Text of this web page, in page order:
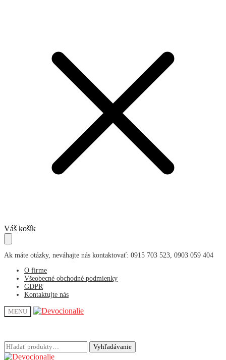
Skip
to
navigation
Skip
to
content
Váš košík
Ak máte otázky, neváhajte nás kontaktovať: 0915 703 523, 0903 059 404
O firme
Všeobecné obchodné podmienky
GDPR
Kontaktujte nás
MENU
Hľadať: Vyhľadávanie
Hľadať: Vyhľadávanie